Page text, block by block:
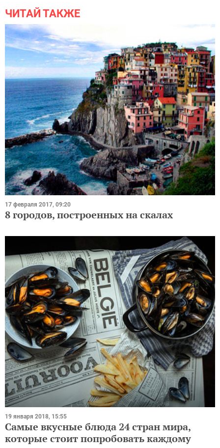
ЧИТАЙ ТАКЖЕ
17 февраля 2017, 09:20
8 городов, построенных на скалах
19 января 2018, 15:55
Самые вкусные блюда 24 стран мира,
которые стоит попробовать каждому